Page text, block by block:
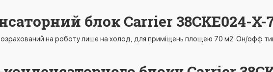
блок Carrier 38CKE024-X-
на роботу лише на холод, для приміщень площею 70 м2. Он/офф